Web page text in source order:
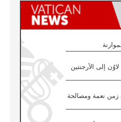
لاوُن إلى الأرجنتين
زمن نعمة ومصالحة